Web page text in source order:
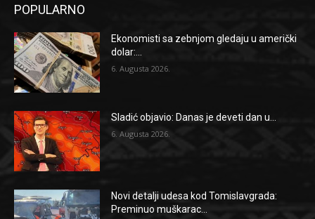
POPULARNO
Ekonomisti sa zebnjom gledaju u američki
dolar:...
6. Augusta 2026.
Sladić objavio: Danas je deveti dan u...
6. Augusta 2026.
Novi detalji udesa kod Tomislavgrada:
Preminuo muškarac...